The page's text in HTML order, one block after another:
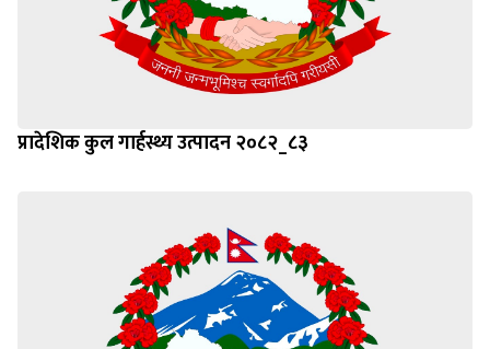
प्रादेशिक कुल गार्हस्थ्य उत्पादन २०८२_८३